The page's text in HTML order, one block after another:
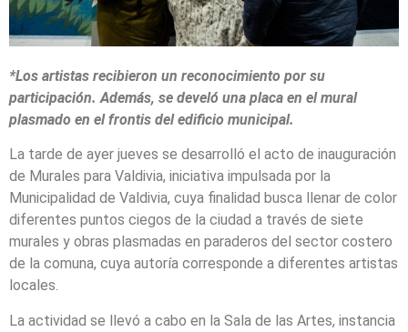
*Los artistas recibieron un reconocimiento por su
participación. Además, se develó una placa en el mural
plasmado en el frontis del edificio municipal.
La tarde de ayer jueves se desarrolló el acto de inauguración
de Murales para Valdivia, iniciativa impulsada por la
Municipalidad de Valdivia, cuya finalidad busca llenar de color
diferentes puntos ciegos de la ciudad a través de siete
murales y obras plasmadas en paraderos del sector costero
de la comuna, cuya autoría corresponde a diferentes artistas
locales.
La actividad se llevó a cabo en la Sala de las Artes, instancia